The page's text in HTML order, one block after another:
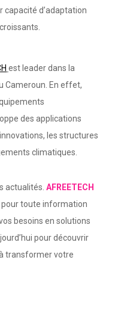
capacité d’adaptation
est leader dans la
Cameroun. En effet,
des applications
les structures
climatiques.
actualités. AFREETECH
toute information
besoins en solutions
pour découvrir
transformer votre